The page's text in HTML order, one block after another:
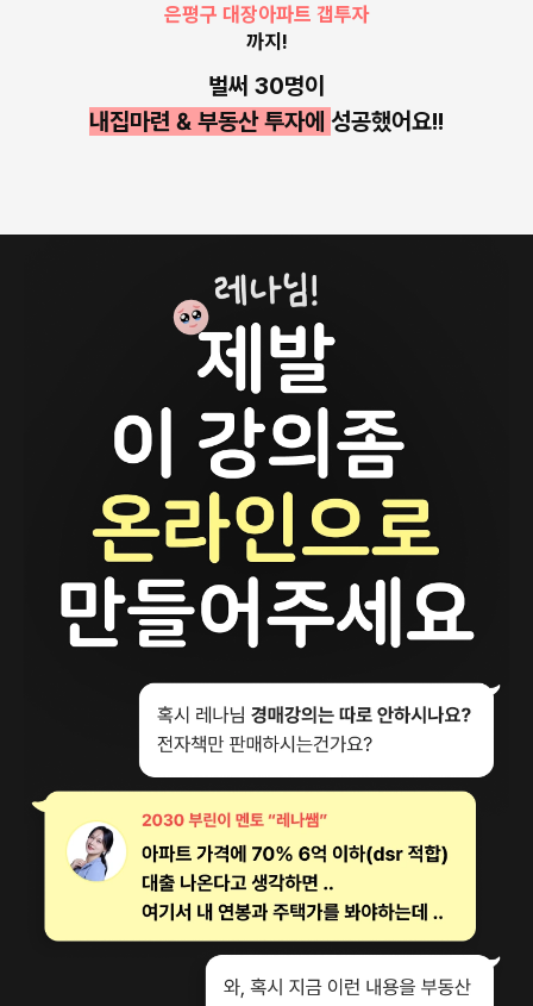
구로구 매수
20대 수강생
수원영통 급매 매수
30대 수강생
영통 신축 아파트 경매 낙찰
20대 중반 수강생
관악구 내집마련
까지!
벌써 30명이
내집마련 & 부동산 투자에 성공했어요!!